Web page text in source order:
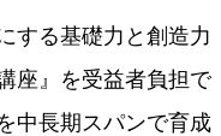
する基礎力と創造力
座』を受益者負担で
中長期スパンで育成